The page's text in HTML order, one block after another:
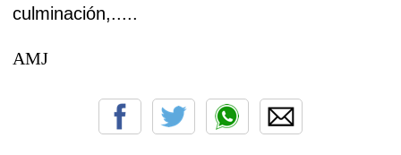
culminación,.....
AMJ